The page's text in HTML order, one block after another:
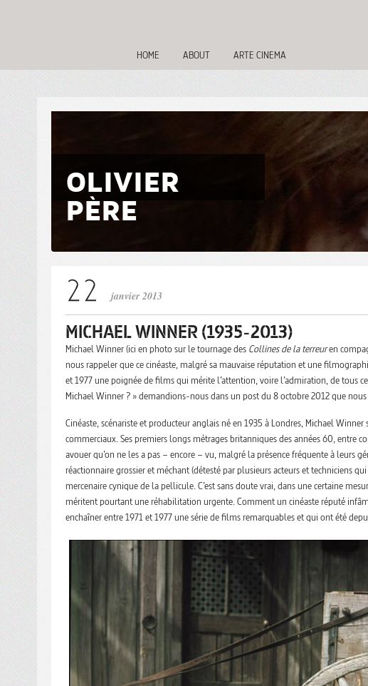
HOME ABOUT ARTE CINEMA
OLIVIER
PÈRE
janvier 2013
MICHAEL WINNER (1935-2013)
Michael Winner (ici en photo sur le tournage des Collines de la terreuren
nous rappeler que ce cinéaste, malgré sa mauvaise réputation et une
et 1977 une poignée de films qui mérite l’attention, voire l’admiration, de tous
Michael Winner ? » demandions-nous dans un post du 8 octobre 2012 que
Cinéaste, scénariste et producteur anglais né en 1935 à Londres, Michael
commerciaux. Ses premiers longs métrages britanniques des années 60, entre
avouer qu’on ne les a pas – encore – vu, malgré la présence fréquente à leurs
réactionnaire grossier et méchant (détesté par plusieurs acteurs et techniciens
mercenaire cynique de la pellicule. C’est sans doute vrai, dans une certaine
méritent pourtant une réhabilitation urgente. Comment un cinéaste réputé
enchaîner entre 1971 et 1977 une série de films remarquables et qui ont été